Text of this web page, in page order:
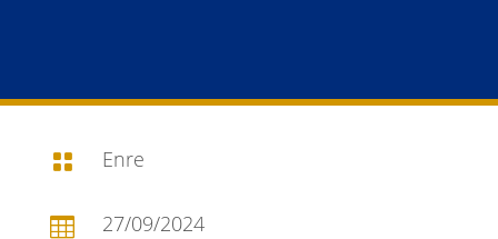
 Enre
 27/09/2024